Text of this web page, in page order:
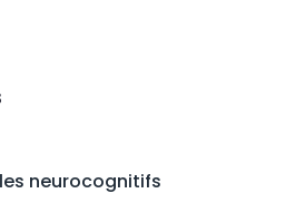
neurocognitifs